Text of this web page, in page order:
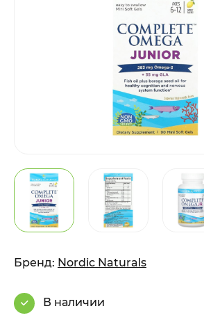
Бренд: Nordic Naturals
В наличии